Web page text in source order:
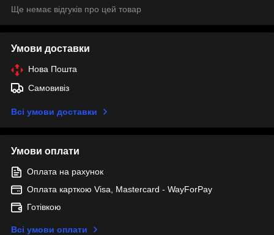
Ще немає відгуків про цей товар
Умови доставки
Нова Пошта
Самовивіз
Всі умови доставки
Умови оплати
Оплата на рахунок
Оплата карткою Visa, Mastercard - WayForPay
Готівкою
Всі умови оплати